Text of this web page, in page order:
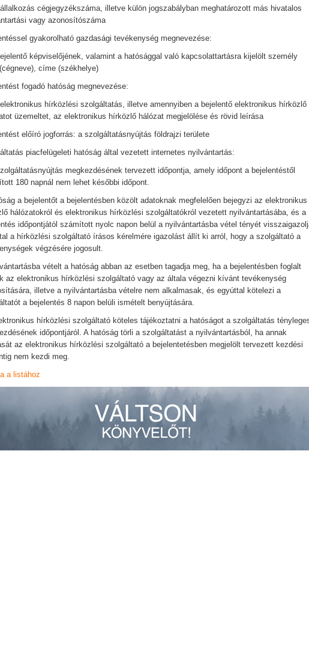
cégjegyzékszáma, illetve külön jogszabályban meghatározott más hivatalos
vagy azonosítószáma
gyakorolható gazdasági tevékenység megnevezése:
képviselőjének, valamint a hatósággal való kapcsolattartásra kijelölt személy
címe (székhelye)
fogadó hatóság megnevezése:
hírközlési szolgáltatás, illetve amennyiben a bejelentő elektronikus hírközlő
üzemeltet, az elektronikus hírközlő hálózat megjelölése és rövid leírása
előíró jogforrás: a szolgáltatásnyújtás földrajzi területe
piacfelügeleti hatóság által vezetett internetes nyilvántartás:
megkezdésének tervezett időpontja, amely időpont a bejelentéstől
180 napnál nem lehet későbbi időpont.
a bejelentőt a bejelentésben közölt adatoknak megfelelően bejegyzi az elektronikus
hálózatokról és elektronikus hírközlési szolgáltatókról vezetett nyilvántartásába, és a
időpontjától számított nyolc napon belül a nyilvántartásba vétel tényét
a hírközlési szolgáltató írásos kérelmére igazolást állít ki arról, hogy a szolgáltató a
végzésére jogosult.
vételt a hatóság abban az esetben tagadja meg, ha a bejelentésben foglalt
az elektronikus hírközlési szolgáltató vagy az általa végezni kívánt tevékenység
illetve a nyilvántartásba vételre nem alkalmasak, és egyúttal kötelezi a
a bejelentés 8 napon belüli ismételt benyújtására.
hírközlési szolgáltató köteles tájékoztatni a hatóságot a szolgáltatás
időpontjáról. A hatóság törli a szolgáltatást a nyilvántartásból, ha annak
az elektronikus hírközlési szolgáltató a bejelentetésben megjelölt tervezett kezdési
nem kezdi meg.
a listához